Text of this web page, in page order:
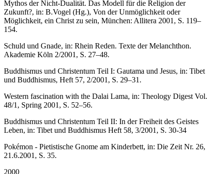
Mythos der Nicht-Dualität. Das Modell für die Religion der
Zukunft?, in: B.Vogel (Hg.), Von der Unmöglichkeit oder
Möglichkeit, ein Christ zu sein, München: Allitera 2001, S. 119–
154.
Schuld und Gnade, in: Rhein Reden. Texte der Melanchthon.
Akademie Köln 2/2001, S. 27–48.
Buddhismus und Christentum Teil I: Gautama und Jesus, in: Tibet
und Buddhismus, Heft 57, 2/2001, S. 29–31.
Western fascination with the Dalai Lama, in: Theology Digest Vol.
48/1, Spring 2001, S. 52–56.
Buddhismus und Christentum Teil II: In der Freiheit des Geistes
Leben, in: Tibet und Buddhismus Heft 58, 3/2001, S. 30-34
Pokémon - Pietistische Gnome am Kinderbett, in: Die Zeit Nr. 26,
21.6.2001, S. 35.
2000